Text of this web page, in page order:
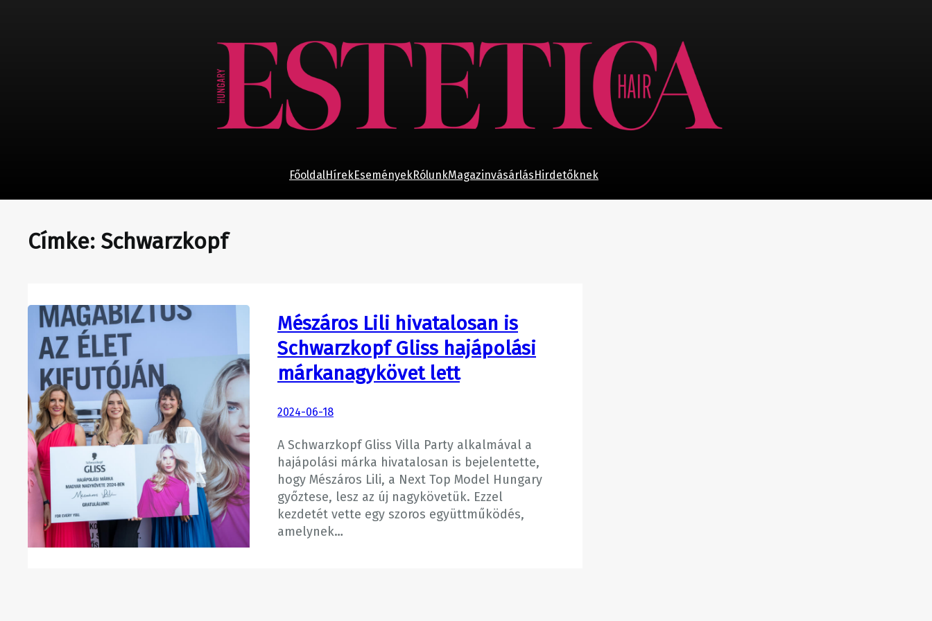
FőoldalHírekEseményekRólunkMagazinvásárlásHirdetőknek
Címke: Schwarzkopf
Mészáros Lili hivatalosan is
Schwarzkopf Gliss hajápolási
márkanagykövet lett
2024-06-18
A Schwarzkopf Gliss Villa Party alkalmával a
hajápolási márka hivatalosan is bejelentette,
hogy Mészáros Lili, a Next Top Model Hungary
győztese, lesz az új nagykövetük. Ezzel
kezdetét vette egy szoros együttműködés,
amelynek…